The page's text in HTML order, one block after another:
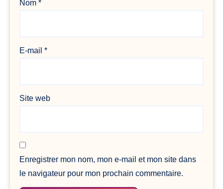
Nom*
E-mail*
Site web
Enregistrer mon nom, mon e-mail et mon site dans
le navigateur pour mon prochain commentaire.